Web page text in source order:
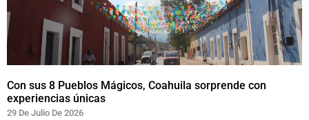
Con sus 8 Pueblos Mágicos, Coahuila sorprende con
experiencias únicas
29 De Julio De 2026